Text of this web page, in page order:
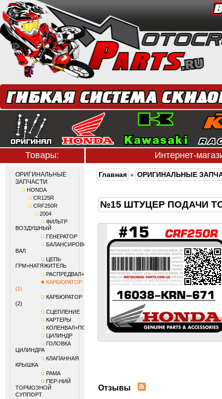
Товары: Интернет-
ОРИГИНАЛЬНЫЕ
ЗАПЧАСТИ
HONDA
CR125R
CRF250R
2004
ФИЛЬТР
ВОЗДУШНЫЙ
ГЕНЕРАТОР
БАЛАНСИРОВОЧНЫЙ
ВАЛ
ЦЕПЬ
ГРМ+НАТЯЖИТЕЛЬ
РАСПРЕДВАЛ+КЛАПАНЫ
КАРБЮРАТОР
(1)
КАРБЮРАТОР
(2)
СЦЕПЛЕНИЕ
КАРТЕРЫ
КОЛЕНВАЛ+ПОРШЕНЬ
ЦИЛИНДР
ГОЛОВКА
ЦИЛИНДРА
КЛАПАННАЯ
КРЫШКА
РАМА
ПЕР-НИЙ
ТОРМОЗНОЙ
СУППОРТ
Главная » ОРИГИНАЛЬНЫЕ
№15 ШТУЦЕР ПОДАЧИ
Отзывы